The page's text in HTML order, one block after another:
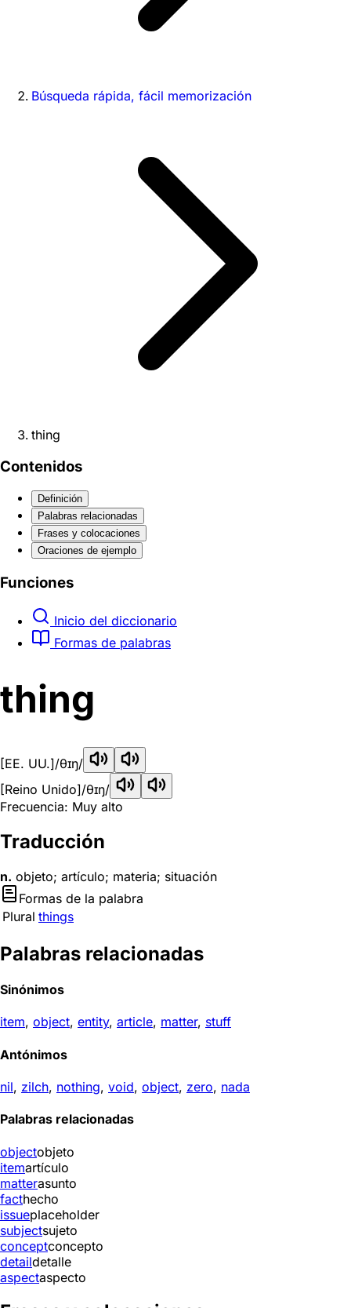
Búsqueda rápida, fácil memorización
thing
Contenidos
Definición
Palabras relacionadas
Frases y colocaciones
Oraciones de ejemplo
Funciones
Inicio del diccionario
Formas de palabras
thing
[EE. UU.]/θɪŋ/
[Reino Unido]/θɪŋ/
Frecuencia: Muy alto
Traducción
n. objeto; artículo; materia; situación
Formas de la palabra
Plural things
Palabras relacionadas
Sinónimos
item, object, entity, article, matter, stuff
Antónimos
nil, zilch, nothing, void, object, zero, nada
Palabras relacionadas
objectobjeto
itemartículo
matterasunto
facthecho
issueplaceholder
subjectsujeto
conceptconcepto
detaildetalle
aspectaspecto